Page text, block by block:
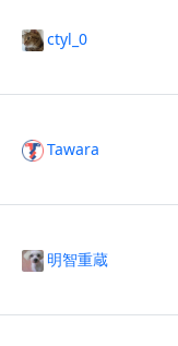
ctyl_0
Tawara
明智重蔵